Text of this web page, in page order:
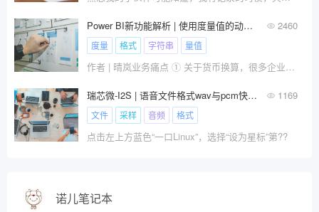
Power BI新功能解析 | 使用度量值的动态格式字符串实现基于货币符号的汇率换算 2460
度量 格式 字符串 量值
作者 | 晴岚业务痛点 ① 关于货币换算，很多企业习?
瑞芯微-I2S | 语音文件格式wav与pcm快速入门-4 1169
文件 采样 音频 格式
点击左上方蓝色“一口Linux”，选择“设为星标”第??
诺儿笔记本